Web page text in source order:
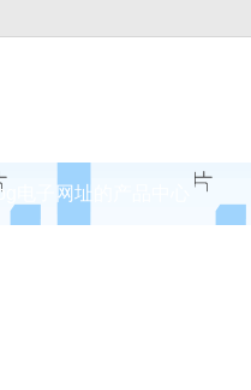
pg电子网址的产品中心